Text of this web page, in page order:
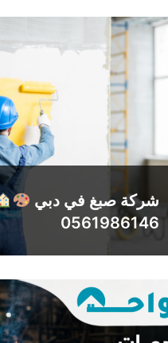
شركة صبغ في دبي
0561986146